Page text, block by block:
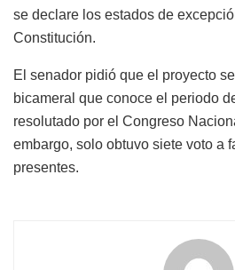
se declare los estados de
Constitución.
El senador pidió que el proyecto
bicameral que conoce el periodo
resolutado por el Congreso
embargo, solo obtuvo siete voto a
presentes.